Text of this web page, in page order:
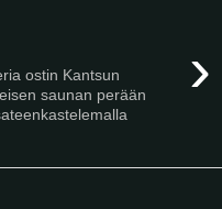
›
ostin Kantsun
saunan perään